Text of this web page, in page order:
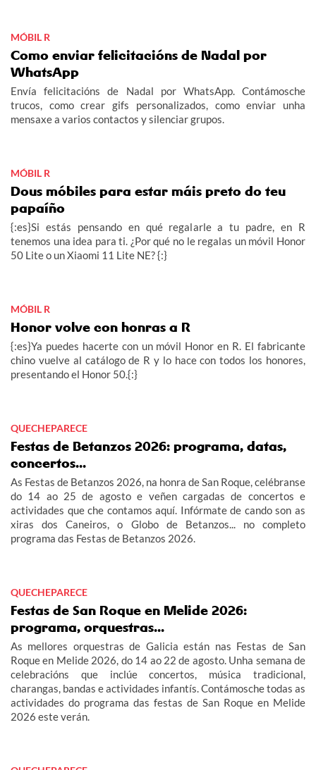
MÓBIL R
Como enviar felicitacións de Nadal por
WhatsApp
Envía felicitacións de Nadal por WhatsApp. Contámosche
trucos, como crear gifs personalizados, como enviar unha
mensaxe a varios contactos y silenciar grupos.
MÓBIL R
Dous móbiles para estar máis preto do teu
papaíño
{:es}Si estás pensando en qué regalarle a tu padre, en R
tenemos una idea para ti. ¿Por qué no le regalas un móvil Honor
50 Lite o un Xiaomi 11 Lite NE? {:}
MÓBIL R
Honor volve con honras a R
{:es}Ya puedes hacerte con un móvil Honor en R. El fabricante
chino vuelve al catálogo de R y lo hace con todos los honores,
presentando el Honor 50.{:}
QUECHEPARECE
Festas de Betanzos 2026: programa, datas,
concertos...
As Festas de Betanzos 2026, na honra de San Roque, celébranse
do 14 ao 25 de agosto e veñen cargadas de concertos e
actividades que che contamos aquí. Infórmate de cando son as
xiras dos Caneiros, o Globo de Betanzos... no completo
programa das Festas de Betanzos 2026.
QUECHEPARECE
Festas de San Roque en Melide 2026:
programa, orquestras...
As mellores orquestras de Galicia están nas Festas de San
Roque en Melide 2026, do 14 ao 22 de agosto. Unha semana de
celebracións que inclúe concertos, música tradicional,
charangas, bandas e actividades infantís. Contámosche todas as
actividades do programa das festas de San Roque en Melide
2026 este verán.